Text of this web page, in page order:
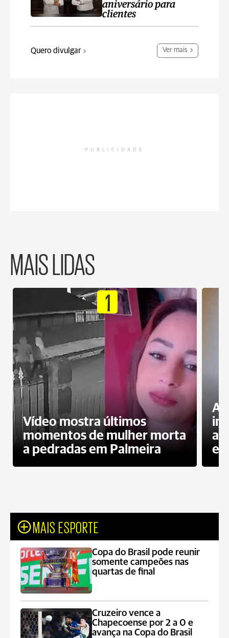
aniversário para
clientes
Quero divulgar Ver mais
PUBLICIDADE
MAIS LIDAS
1
Vídeo mostra últimos
momentos de mulher morta
a pedradas em Palmeira
MAIS ESPORTE
Copa do Brasil pode reunir
somente campeões nas
quartas de final
Cruzeiro vence a
Chapecoense por 2 a 0 e
avança na Copa do Brasil